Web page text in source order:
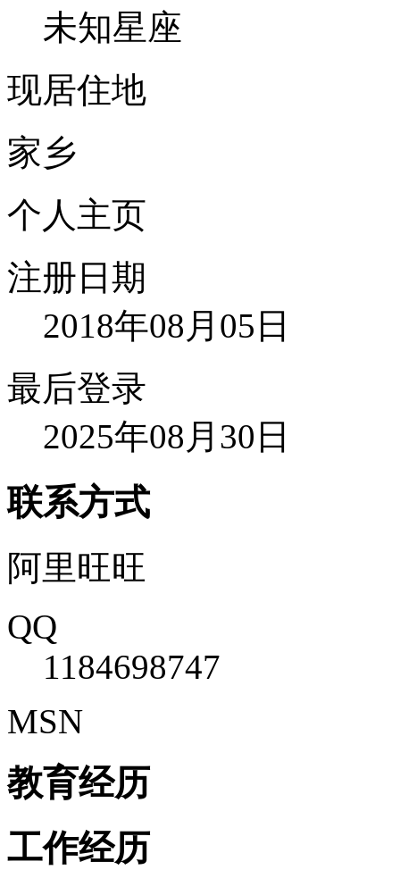
未知星座
现居住地
家乡
个人主页
注册日期
2018年08月05日
最后登录
2025年08月30日
联系方式
阿里旺旺
QQ
1184698747
MSN
教育经历
工作经历